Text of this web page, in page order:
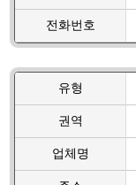
전화번호
유형
권역
업체명